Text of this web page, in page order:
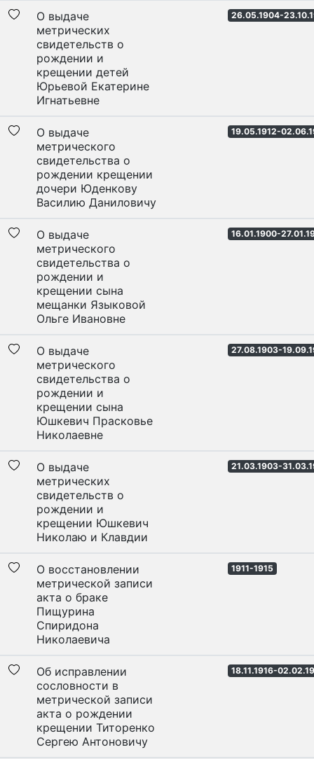
О выдаче
метрических
свидетельств о
рождении и
крещении детей
Юрьевой Екатерине
Игнатьевне
26.05.1904-
О выдаче
метрического
свидетельства о
рождении крещении
дочери Юденкову
Василию Даниловичу
19.05.1912-
О выдаче
метрического
свидетельства о
рождении и
крещении сына
мещанки Языковой
Ольге Ивановне
16.01.1900-
О выдаче
метрического
свидетельства о
рождении и
крещении сына
Юшкевич Прасковье
Николаевне
27.08.1903-
О выдаче
метрических
свидетельств о
рождении и
крещении Юшкевич
Николаю и Клавдии
21.03.1903-
О восстановлении
метрической записи
акта о браке
Пищурина
Спиридона
Николаевича
1911-1915
Об исправлении
сословности в
метрической записи
акта о рождении
крещении Титоренко
Сергею Антоновичу
18.11.1916-